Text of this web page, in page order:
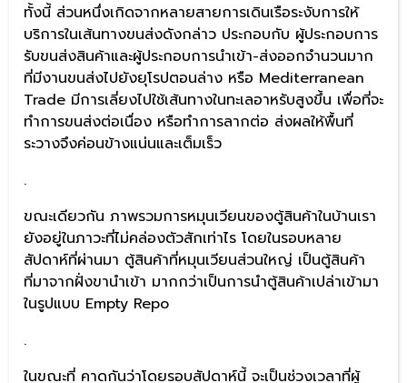
ทั้งนี้ ส่วนหนึ่งเกิดจากหลายสายการเดินเรือระงับการให้
บริการในเส้นทางขนส่งดังกล่าว ประกอบกับ ผู้ประกอบการ
รับขนส่งสินค้าและผู้ประกอบการนำเข้า-ส่งออกจำนวนมาก
ที่มีงานขนส่งไปยังยุโรปตอนล่าง หรือ Mediterranean
Trade มีการเลี่ยงไปใช้เส้นทางในทะเลอาหรับสูงขึ้น เพื่อที่จะ
ทำการขนส่งต่อเนื่อง หรือทำการลากต่อ ส่งผลให้พื้นที่
ระวางจึงค่อนข้างแน่นและเต็มเร็ว
.
ขณะเดียวกัน ภาพรวมการหมุนเวียนของตู้สินค้าในบ้านเรา
ยังอยู่ในภาวะที่ไม่คล่องตัวสักเท่าไร โดยในรอบหลาย
สัปดาห์ที่ผ่านมา ตู้สินค้าที่หมุนเวียนส่วนใหญ่ เป็นตู้สินค้า
ที่มาจากฝั่งขานำเข้า มากกว่าเป็นการนำตู้สินค้าเปล่าเข้ามา
ในรูปแบบ Empty Repo
.
ในขณะที่ คาดกันว่าโดยรอบสัปดาห์นี้ จะเป็นช่วงเวลาที่ผู้